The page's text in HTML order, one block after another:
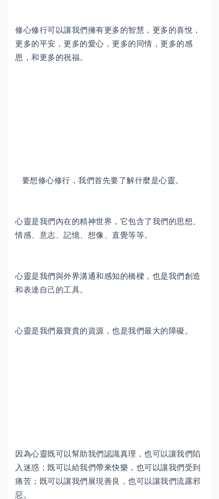
修心修行可以讓我們擁有更多的智慧，更多的喜悅，
更多的平安，更多的愛心，更多的同情，更多的感
恩，和更多的祝福。
要想修心修行，我們首先要了解什麼是心靈。
心靈是我們內在的精神世界，它包含了我們的思想、
情感、意志、記憶、想像、直覺等等。
心靈是我們與外界溝通和感知的橋樑，也是我們創造
和表達自己的工具。
心靈是我們最寶貴的資源，也是我們最大的障礙。
因為心靈既可以幫助我們認識真理，也可以讓我們陷
入迷惑；既可以給我們帶來快樂，也可以讓我們受到
痛苦；既可以讓我們展現善良，也可以讓我們流露邪
惡。